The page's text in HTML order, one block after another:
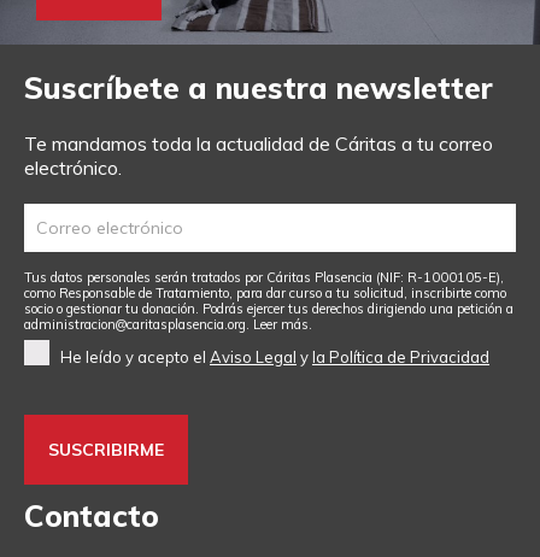
Suscríbete a nuestra newsletter
Te mandamos toda la actualidad de Cáritas a tu correo
electrónico.
Tus datos personales serán tratados por Cáritas Plasencia (NIF: R-1000105-E),
como Responsable de Tratamiento, para dar curso a tu solicitud, inscribirte como
socio o gestionar tu donación. Podrás ejercer tus derechos dirigiendo una petición a
administracion@caritasplasencia.org. Leer más.
He leído y acepto el Aviso Legal yla Política de Privacidad
Contacto